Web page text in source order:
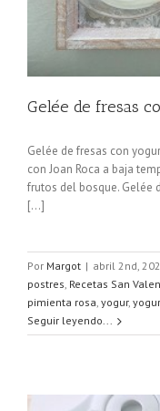
Gelée de fresas
Gelée de fresas con
con Joan Roca a baja
frutos del bosque. Gelée
[...]
Por Margot | abril 2nd,
postres, Recetas San
pimienta rosa, yogur,
Seguir leyendo...